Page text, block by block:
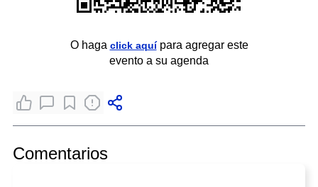
O haga click aquípara agregar este
evento a su agenda
Comentarios